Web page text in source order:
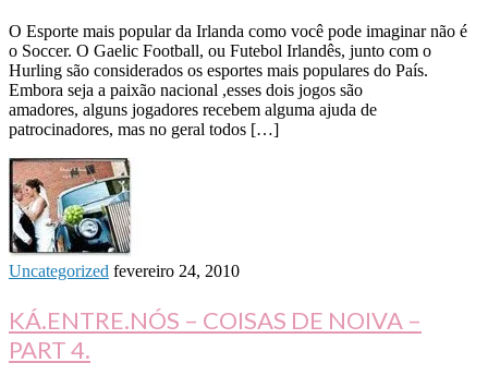
O Esporte mais popular da Irlanda como você pode imaginar não é
o Soccer. O Gaelic Football, ou Futebol Irlandês, junto com o
Hurling são considerados os esportes mais populares do País.
Embora seja a paixão nacional ,esses dois jogos são
amadores, alguns jogadores recebem alguma ajuda de
patrocinadores, mas no geral todos […]
Uncategorized fevereiro 24, 2010
KÁ.ENTRE.NÓS – COISAS DE NOIVA –
PART 4.